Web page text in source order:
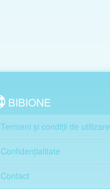
BIBIONE
Termeni și condiții de utilizare
Confidențialitate
Contact